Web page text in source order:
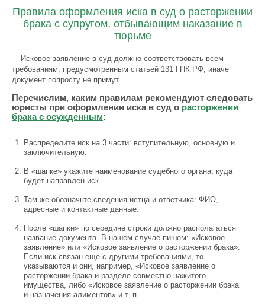
Правила оформления иска в суд о расторжении
брака с супругом, отбывающим наказание в
тюрьме
Исковое заявление в суд должно соответствовать всем
требованиям, предусмотренным статьей 131 ГПК РФ, иначе
документ попросту не примут.
Перечислим, каким правилам рекомендуют следовать
юристы при оформлении иска в суд о расторжении
брака с осужденным:
Распределите иск на 3 части: вступительную, основную и
заключительную.
В «шапке» укажите наименование судебного органа, куда
будет направлен иск.
Там же обозначьте сведения истца и ответчика: ФИО,
адресные и контактные данные.
После «шапки» по середине строки должно располагаться
название документа. В нашем случае пишем: «Исковое
заявление» или «Исковое заявление о расторжении брака».
Если иск связан еще с другими требованиями, то
указываются и они, например, «Исковое заявление о
расторжении брака и разделе совместно-нажитого
имущества, либо «Исковое заявление о расторжении брака
и назначения алиментов» и т. п.